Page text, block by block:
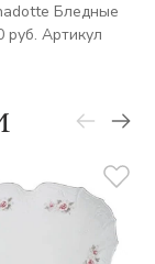
Бледные
руб. Артикул